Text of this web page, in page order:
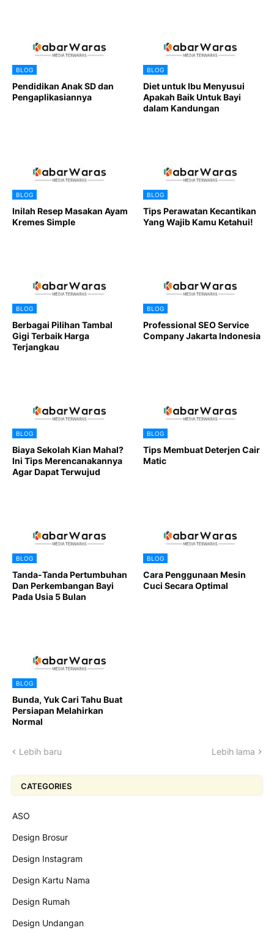
BLOG
Pendidikan Anak SD dan
Pengaplikasiannya
BLOG
Diet untuk Ibu Menyusui
Apakah Baik Untuk Bayi
dalam Kandungan
BLOG
Inilah Resep Masakan Ayam
Kremes Simple
BLOG
Tips Perawatan Kecantikan
Yang Wajib Kamu Ketahui!
BLOG
Berbagai Pilihan Tambal
Gigi Terbaik Harga
Terjangkau
BLOG
Professional SEO Service
Company Jakarta Indonesia
BLOG
Biaya Sekolah Kian Mahal?
Ini Tips Merencanakannya
Agar Dapat Terwujud
BLOG
Tips Membuat Deterjen Cair
Matic
BLOG
Tanda-Tanda Pertumbuhan
Dan Perkembangan Bayi
Pada Usia 5 Bulan
BLOG
Cara Penggunaan Mesin
Cuci Secara Optimal
BLOG
Bunda, Yuk Cari Tahu Buat
Persiapan Melahirkan
Normal
Lebih baru Lebih lama
CATEGORIES
ASO
Design Brosur
Design Instagram
Design Kartu Nama
Design Rumah
Design Undangan